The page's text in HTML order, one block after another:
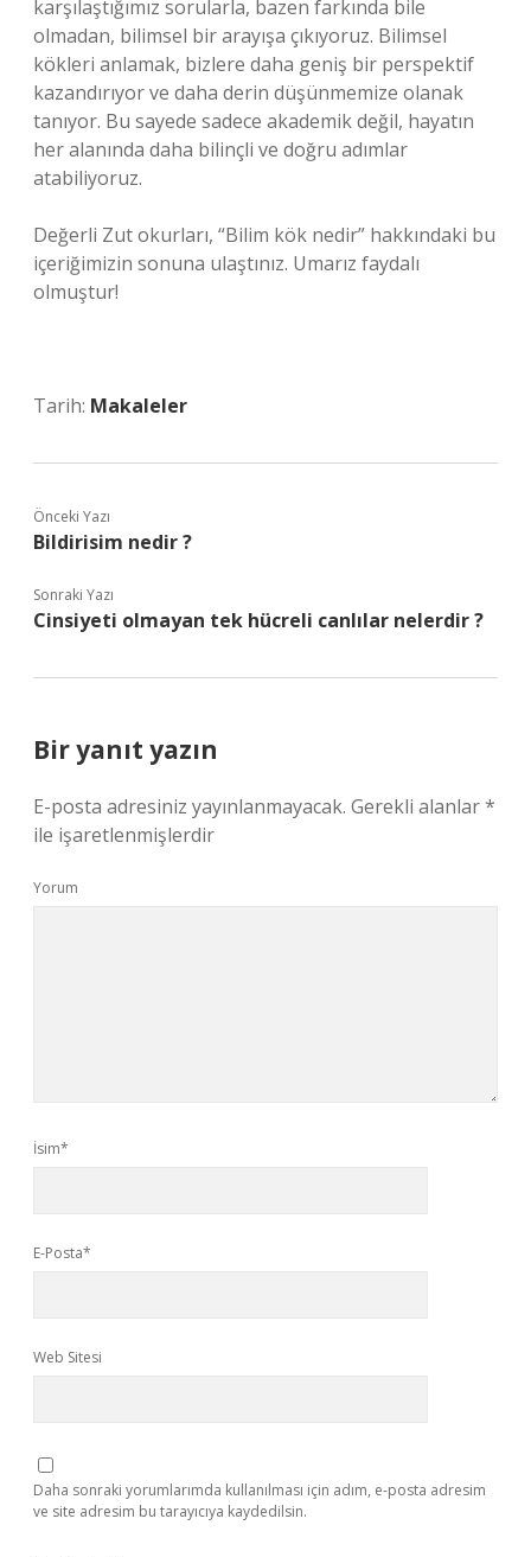
karşılaştığımız sorularla, bazen farkında bile
olmadan, bilimsel bir arayışa çıkıyoruz. Bilimsel
kökleri anlamak, bizlere daha geniş bir perspektif
kazandırıyor ve daha derin düşünmemize olanak
tanıyor. Bu sayede sadece akademik değil, hayatın
her alanında daha bilinçli ve doğru adımlar
atabiliyoruz.
Değerli Zut okurları, “Bilim kök nedir” hakkındaki bu
içeriğimizin sonuna ulaştınız. Umarız faydalı
olmuştur!
Tarih: Makaleler
Önceki Yazı
Bildirisim nedir ?
Sonraki Yazı
Cinsiyeti olmayan tek hücreli canlılar nelerdir ?
Bir yanıt yazın
E-posta adresiniz yayınlanmayacak. Gerekli alanlar*
ile işaretlenmişlerdir
Yorum
İsim*
E-Posta*
Web Sitesi
Daha sonraki yorumlarımda kullanılması için adım, e-posta adresim
ve site adresim bu tarayıcıya kaydedilsin.